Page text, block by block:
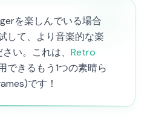
を楽しんでいる場合
して、より音楽的な楽
い。これは、 Retro
できるもう1つの素晴ら
です！